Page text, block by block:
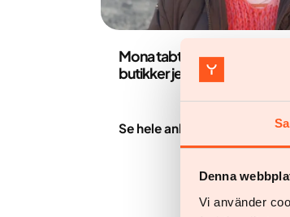
Denna
Vi använder
Mona tabte 25 kilo: ”Nu kan
butikker jeg altid drømt om”
Se hele anbefalingen